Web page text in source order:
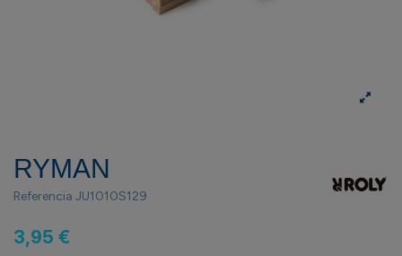
RYMAN
Referencia JU1010S129
3,95 €